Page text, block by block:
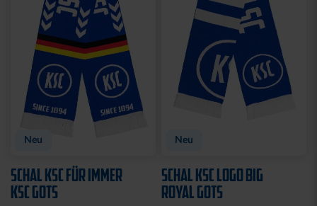
Neu
SCHAL KSC FÜR IMMER
KSC GOTS
Neu
SCHAL KSC LOGO BIG
ROYAL GOTS